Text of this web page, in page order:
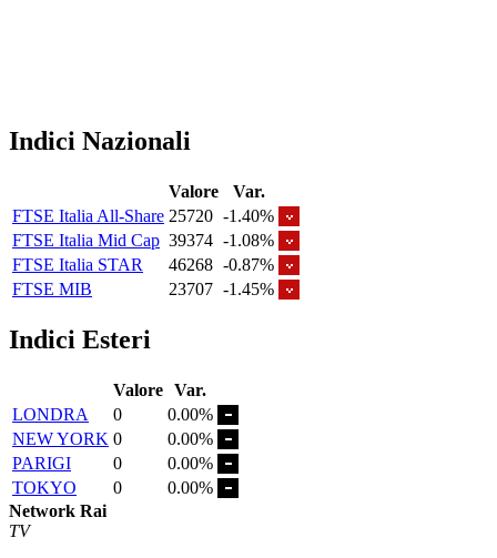
Indici Nazionali
Valore
Var.
FTSE Italia All-Share 25720 -1.40%
FTSE Italia Mid Cap 39374 -1.08%
FTSE Italia STAR
46268 -0.87%
FTSE MIB
23707 -1.45%
Indici Esteri
Valore Var.
LONDRA
0
0.00%
NEW YORK 0
0.00%
PARIGI
0
0.00%
TOKYO
0
0.00%
Network Rai
TV